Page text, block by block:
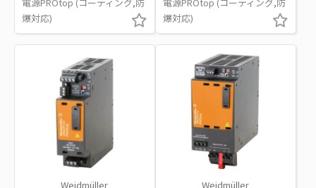
爆対応)
爆対応)
Weidmüller Weidmüller